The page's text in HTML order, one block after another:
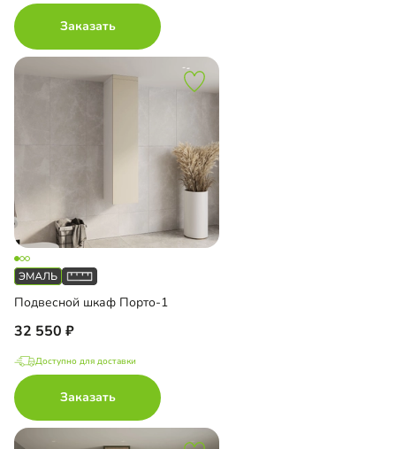
Заказать
Подвесной шкаф Порто-1
32 550
Доступно для доставки
Заказать